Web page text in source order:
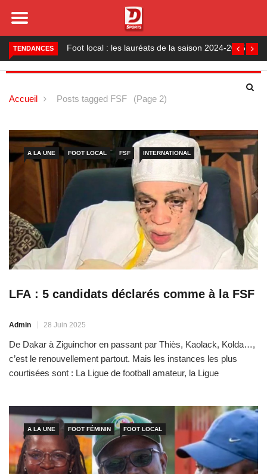
TENDANCES Foot local : les lauréats de la saison 2024-2025
Accueil Posts tagged FSF (Page 2)
A LA UNE FOOT LOCAL FSF INTERNATIONAL
LFA : 5 candidats déclarés comme à la FSF
Admin 28 Juin 2025
De Dakar à Ziguinchor en passant par Thiès, Kaolack, Kolda…,
c’est le renouvellement partout. Mais les instances les plus
courtisées sont : La Ligue de football amateur, la Ligue
A LA UNE FOOT FÉMININ FOOT LOCAL